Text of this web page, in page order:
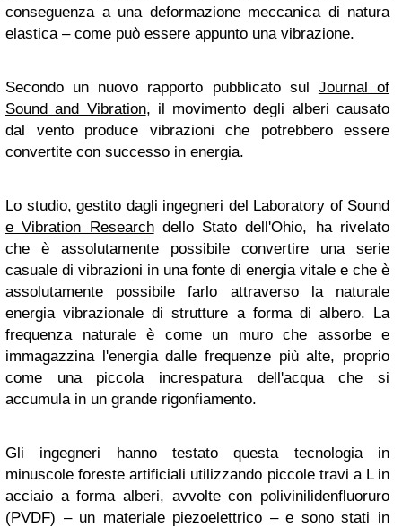
conseguenza a una deformazione meccanica di natura
elastica – come può essere appunto una vibrazione.
Secondo un nuovo rapporto pubblicato sul Journal of
Sound and Vibration, il movimento degli alberi causato
dal vento produce vibrazioni che potrebbero essere
convertite con successo in energia.
Lo studio, gestito dagli ingegneri del Laboratory of Sound
e Vibration Researchdello Stato dell'Ohio, ha rivelato
che è assolutamente possibile convertire una serie
casuale di vibrazioni in una fonte di energia vitale e che è
assolutamente possibile farlo attraverso la naturale
energia vibrazionale di strutture a forma di albero. La
frequenza naturale è come un muro che assorbe e
immagazzina l'energia dalle frequenze più alte, proprio
come una piccola increspatura dell'acqua che si
accumula in un grande rigonfiamento.
Gli ingegneri hanno testato questa tecnologia in
minuscole foreste artificiali utilizzando piccole travi a L in
acciaio a forma alberi, avvolte con polivinilidenfluoruro
(PVDF) – un materiale piezoelettrico – e sono stati in